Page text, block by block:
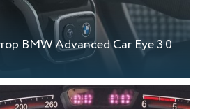
BMW Advanced Car Eye 3.0